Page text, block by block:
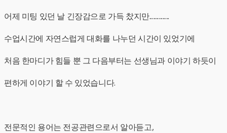
어제 미팅 있던 날 긴장감으로 가득 찼지만...............
수업시간에 자연스럽게 대화를 나누던 시간이 있었기에
처음 한마디가 힘들 뿐 그 다음부터는 선생님과 이야기 하듯이
편하게 이야기 할 수 있었습니다.
전문적인 용어는 전공관련으로서 알아듣고,